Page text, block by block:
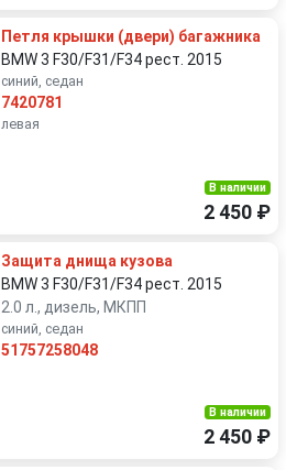
Петля крышки (двери) багажника
BMW 3 F30/F31/F34 рест. 2015
синий, седан
7420781
левая
В наличии
2 450 ₽
Защита днища кузова
BMW 3 F30/F31/F34 рест. 2015
2.0 л., дизель, МКПП
синий, седан
51757258048
В наличии
2 450 ₽